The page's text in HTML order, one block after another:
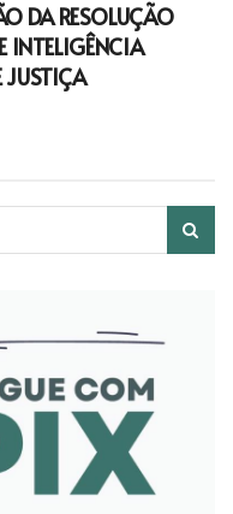
DA RESOLUÇÃO
INTELIGÊNCIA
JUSTIÇA